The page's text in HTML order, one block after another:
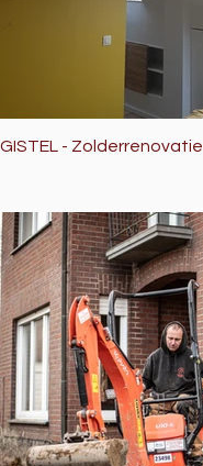
GISTEL - Zolderrenovatie